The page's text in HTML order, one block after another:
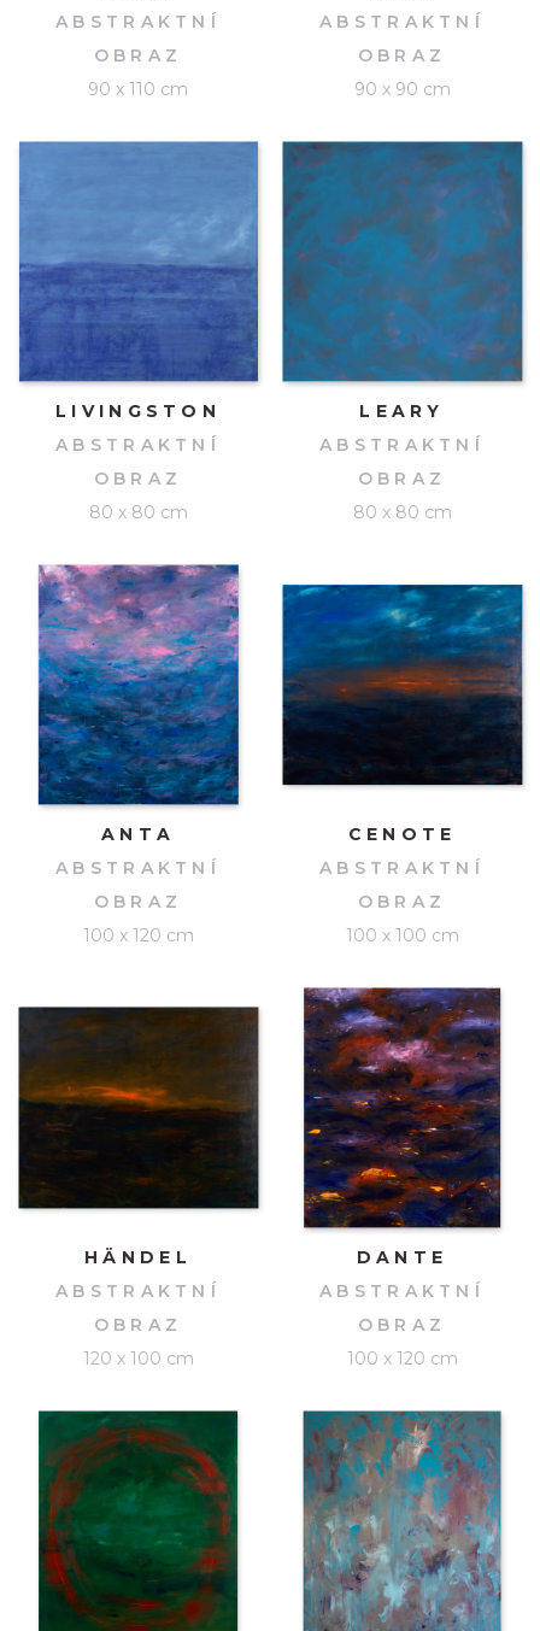
ABSTRAKTNÍ
OBRAZ
90 x 110 cm
LIVINGSTON
ABSTRAKTNÍ
OBRAZ
80 x 80 cm
ANTA
ABSTRAKTNÍ
OBRAZ
100 x 120 cm
HÄNDEL
ABSTRAKTNÍ
OBRAZ
120 x 100 cm
ABSTRAKTNÍ
OBRAZ
90 x 90 cm
LEARY
ABSTRAKTNÍ
OBRAZ
80 x 80 cm
CENOTE
ABSTRAKTNÍ
OBRAZ
100 x 100 cm
DANTE
ABSTRAKTNÍ
OBRAZ
100 x 120 cm